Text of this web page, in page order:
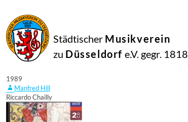
Städtischer Musikverein
zu Düsseldorf e.V. gegr. 1818
1989
Manfred Hill
Riccardo Chailly